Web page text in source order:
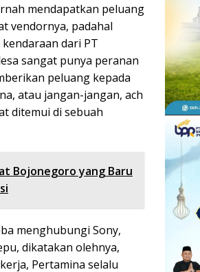
mendapatkan peluang
vendornya, padahal
dari PT
sangat punya peranan
peluang kepada
atau jangan-jangan, ach
ditemui di sebuah
Bojonegoro yang Baru
menghubungi Sony,
dikatakan olehnya,
Pertamina selalu